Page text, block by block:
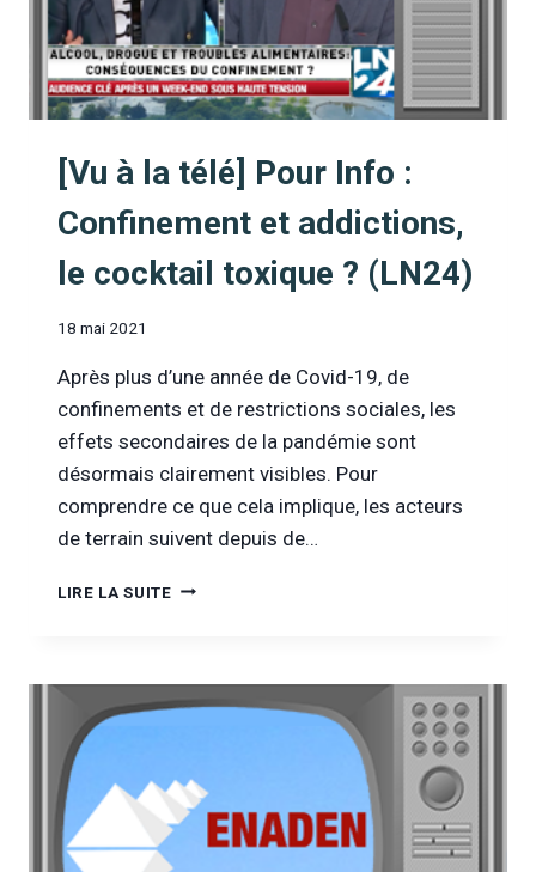
BRUXELLES
[Vu à la télé] Pour Info :
Confinement et addictions,
le cocktail toxique ? (LN24)
18 mai 2021
Après plus d’une année de Covid-19, de
confinements et de restrictions sociales, les
effets secondaires de la pandémie sont
désormais clairement visibles. Pour
comprendre ce que cela implique, les acteurs
de terrain suivent depuis de…
LIRE LA SUITE[VU
POUR
INFO
ET
ADDICTIONS,
LE
COCKTAIL